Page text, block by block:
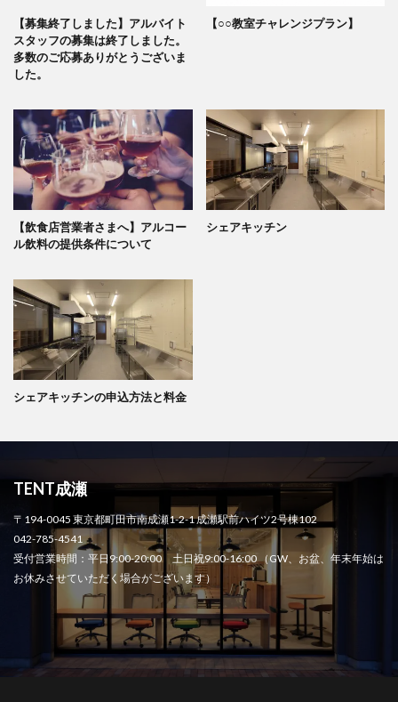
【募集終了しました】アルバイト
スタッフの募集は終了しました。
多数のご応募ありがとうございま
した。
【○○教室チャレンジプラン】
【飲食店営業者さまへ】アルコー
ル飲料の提供条件について
シェアキッチン
シェアキッチンの申込方法と料金
TENT成瀬
〒194-0045 東京都町田市南成瀬1-2-1 成瀬駅前ハイツ2号棟102
042-785-4541
受付営業時間：平日9:00-20:00 土日祝9:00-16:00 （GW、お盆、年末年始は
お休みさせていただく場合がございます）